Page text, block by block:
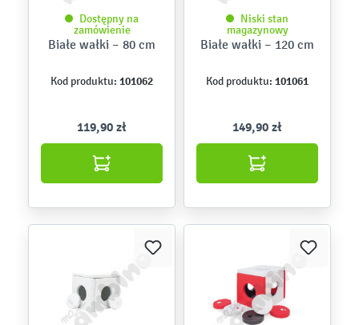
Dostępny na
zamówienie
Białe wałki – 80 cm
Kod produktu: 101062
119,90 zł
Niski stan
magazynowy
Białe wałki – 120 cm
Kod produktu: 101061
149,90 zł